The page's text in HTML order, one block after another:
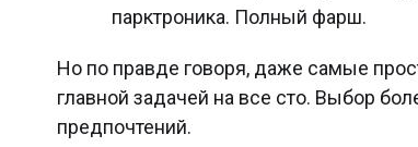
парктроника. Полный фарш.
Но по правде говоря, даже самые
главной задачей на все сто. Выбор
предпочтений.